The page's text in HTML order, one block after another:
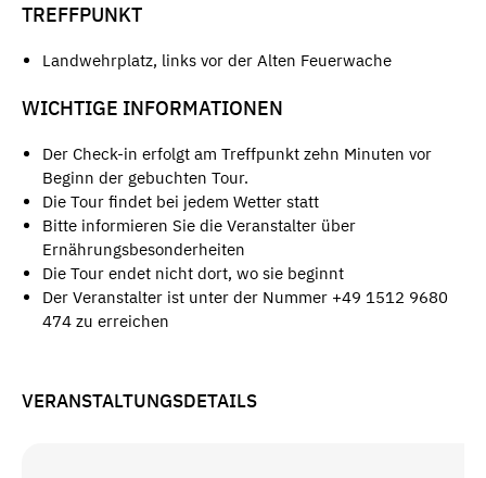
TREFFPUNKT
Landwehrplatz, links vor der Alten Feuerwache
WICHTIGE INFORMATIONEN
Der Check-in erfolgt am Treffpunkt zehn Minuten vor
Beginn der gebuchten Tour.
Die Tour findet bei jedem Wetter statt
Bitte informieren Sie die Veranstalter über
Ernährungsbesonderheiten
Die Tour endet nicht dort, wo sie beginnt
Der Veranstalter ist unter der Nummer +49 1512 9680
474 zu erreichen
VERANSTALTUNGSDETAILS